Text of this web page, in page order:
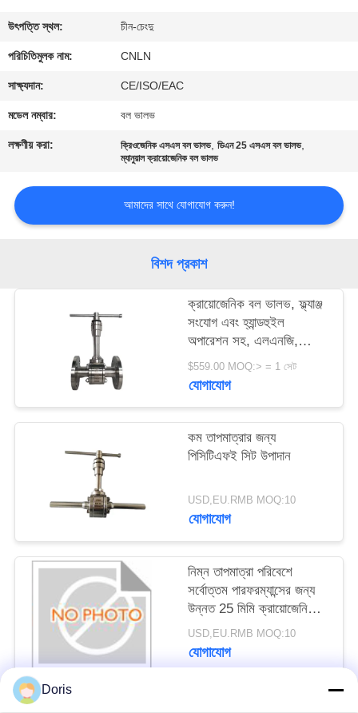
মান
নিয়ন্ত্রণ
যোগাযোগ
করুন
খবর
উদ্ধৃতির
ম্যাপ
উৎপত্তি স্থল: চীন-চেংদু
পরিচিতিমুলক নাম: CNLN
সাক্ষ্যদান: CE/ISO/EAC
মডেল নম্বার: বল ভালভ
লক্ষণীয় করা: ক্রিওজেনিক এসএস বল ভালভ,ডিএন 25 এসএস বল ভালভ,
ম্যানুয়াল ক্রায়োজেনিক বল ভালভ
আমাদের সাথে যোগাযোগ করুন!
বিশদ প্রকাশ
ক্রায়োজেনিক বল ভালভ, ফ্ল্যাঞ্জ
সংযোগ এবং হ্যান্ডহুইল
অপারেশন সহ, এলএনজি,
এলএন২, এলএআর-এর জন্য
উপযুক্ত
$559.00 MOQ:> = 1 সেট
যোগাযোগ
কম তাপমাত্রার জন্য
পিসিটিএফই সিট উপাদান
USD,EU.RMB MOQ:10
যোগাযোগ
নিম্ন তাপমাত্রা পরিবেশে
সর্বোত্তম পারফরম্যান্সের জন্য
উন্নত 25 মিমি ক্রায়োজেনিক
বল ভালভ
USD,EU.RMB MOQ:10
যোগাযোগ
Doris